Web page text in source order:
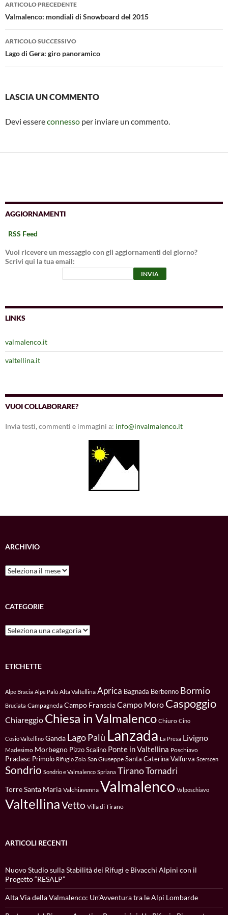
o
k
p
p
articolo
ARTICOLO PRECEDENTE
Valmalenco: mondiali di Snowboard del 2015
ARTICOLO SUCCESSIVO
Lago di Gera: giro panoramico
LASCIA UN COMMENTO
Devi essereconnesso per inviare un commento.
AGGIORNAMENTI
RSS Feed
Vuoi ricevere un messaggio con gli aggiornamenti del giorno?
Scrivi qui la tua email:
LINKS
valmalenco.it
valtellina.it
VUOI COLLABORARE?
Invia testi, commenti e immagini a: info@invalmalenco.it
ARCHIVIO
Archivio
CATEGORIE
Categorie
ETICHETTE
Alpe Bracia Alpe Palù Alta Valtellina Aprica Bagnada Berbenno Bormio
Bruciata Campagneda Campo FransciaCampo Moro Caspoggio
Chiareggio Chiesa in Valmalenco Chiuro Cino
Cosio Valtellino Ganda Lago Palù Lanzada La Presa Livigno
Madesimo Morbegno Pizzo Scalino Ponte in Valtellina Poschiavo
Pradasc Primolo Rifugio Zoia San Giuseppe Santa Caterina Valfurva Scerscen
Sondrio Sondrio e Valmalenco Spriana TiranoTornadri
Torre Santa Maria Valchiavenna Valmalenco Valposchiavo
ValtellinaVetto Villa di Tirano
ARTICOLI RECENTI
Nuovo Studio sulla Stabilità dei Rifugi e Bivacchi Alpini con il
Progetto “RESALP”
Alta Via della Valmalenco: Un’Avventura tra le Alpi Lombarde